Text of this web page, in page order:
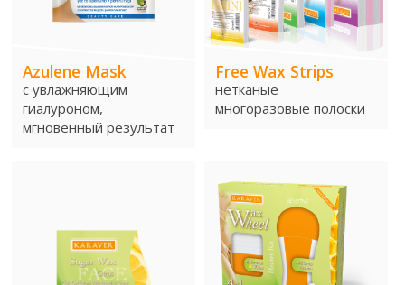
Готовые Восковые Полоски
Transparent Crystal Face
Transparent Crystal Body
Man ThickHair Strips
Velvet Face
Azulene Mask
с увлажняющим
гиалуроном,
мгновенный результат
Free Wax Strips
нетканые
многоразовые полоски